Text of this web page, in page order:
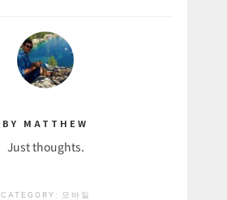
BY MATTHEW
Just thoughts.
CATEGORY: 모바일